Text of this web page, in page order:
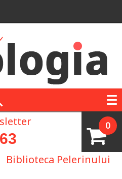
0
Biblioteca Pelerinului